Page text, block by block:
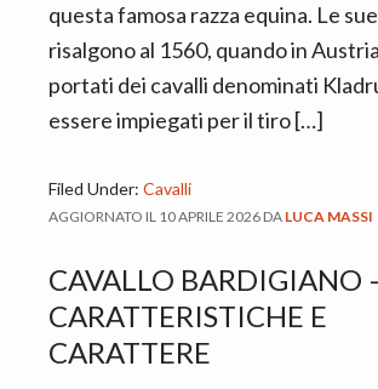
a
questa famosa razza equina. Le
risalgono al 1560, quando in
portati dei cavalli denominati
essere impiegati per il tiro […]
Filed Under: Cavalli
AGGIORNATO IL 10 APRILE 2026 DA LUCA MASSI
CAVALLO BARDIGIANO
CARATTERISTICHE E
CARATTERE